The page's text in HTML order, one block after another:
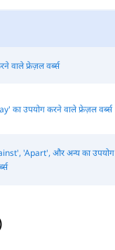
वाले फ्रेज़ल वर्ब्स
का उपयोग करने वाले फ्रेज़ल वर्ब्स
'Apart', और अन्य का उपयोग